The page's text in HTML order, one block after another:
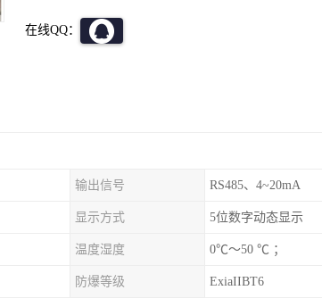
在线QQ：
输出信号 RS485、4~20mA
显示方式 5位数字动态显示
温度湿度 0℃～50 ℃ ；
防爆等级 ExiaIIBT6